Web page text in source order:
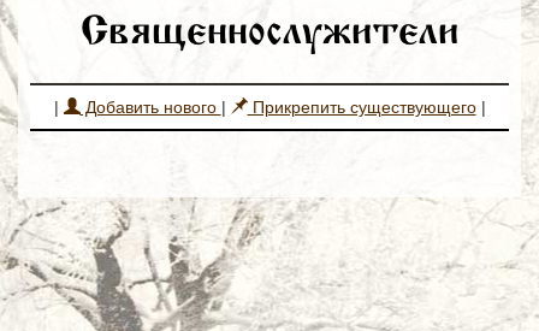
Священнослужители
| Добавить нового | Прикрепить существующего|